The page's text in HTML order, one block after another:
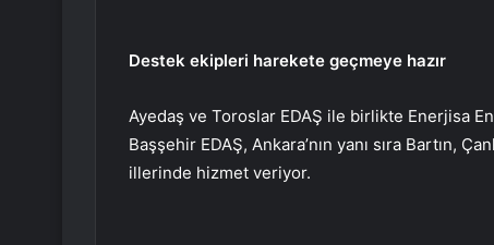
Destek ekipleri harekete geçmeye hazır
Ayedaş ve Toroslar EDAŞ ile birlikte Enerjisa
Başşehir EDAŞ, Ankara’nın yanı sıra Bartın,
illerinde hizmet veriyor.